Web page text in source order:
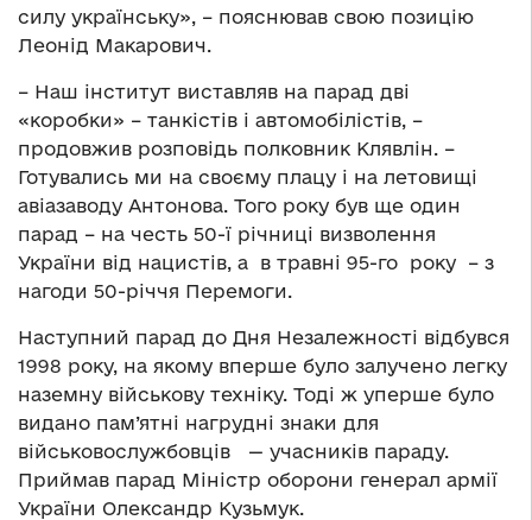
силу українську», – пояснював свою позицію
Леонід Макарович.
– Наш інститут виставляв на парад дві
«коробки» – танкістів і автомобілістів, –
продовжив розповідь полковник Клявлін. –
Готувались ми на своєму плацу і на летовищі
авіазаводу Антонова. Того року був ще один
парад – на честь 50-ї річниці визволення
України від нацистів, а в травні 95-го року – з
нагоди 50-річчя Перемоги.
Наступний парад до Дня Незалежності відбувся
1998 року, на якому вперше було залучено легку
наземну військову техніку. Тоді ж уперше було
видано пам’ятні нагрудні знаки для
військовослужбовців — учасників параду.
Приймав парад Міністр оборони генерал армії
України Олександр Кузьмук.